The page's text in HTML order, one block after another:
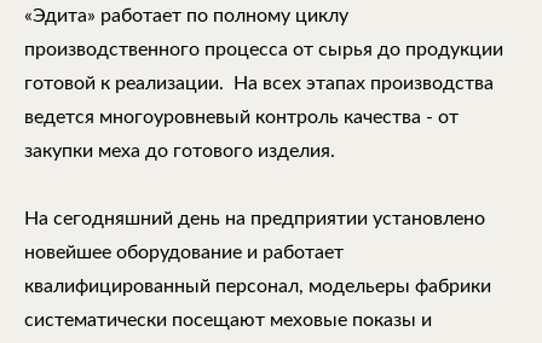
«Эдита» работает по полному циклу
производственного процесса от сырья до продукции
готовой к реализации. На всех этапах производства
ведется многоуровневый контроль качества - от
закупки меха до готового изделия.
На сегодняшний день на предприятии установлено
новейшее оборудование и работает
квалифицированный персонал, модельеры фабрики
систематически посещают меховые показы и